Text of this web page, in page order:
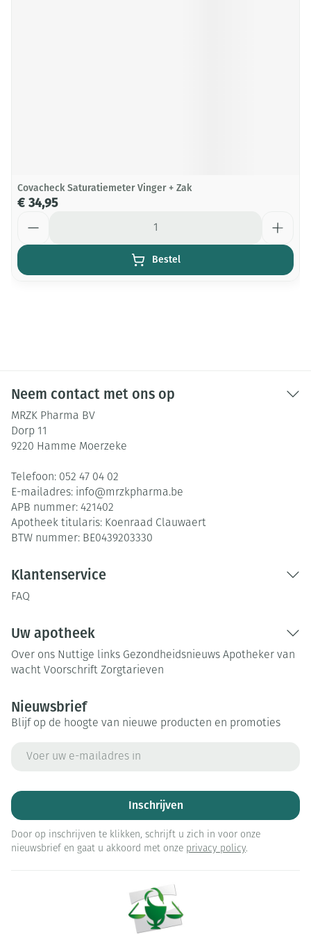
Covacheck Saturatiemeter Vinger + Zak
€ 34,95
Bestel
Neem contact met ons op
MRZK Pharma BV
Dorp 11
9220 Hamme Moerzeke
Telefoon: 052 47 04 02
E-mailadres: info@mrzkpharma.be
APB nummer: 421402
Apotheek titularis: Koenraad Clauwaert
BTW nummer: BE0439203330
Klantenservice
FAQ
Uw apotheek
Over ons Nuttige links Gezondheidsnieuws Apotheker van
wacht Voorschrift Zorgtarieven
Nieuwsbrief
Blijf op de hoogte van nieuwe producten en promoties
Inschrijven
Door op inschrijven te klikken, schrijft u zich in voor onze
nieuwsbrief en gaat u akkoord met onze privacy policy.